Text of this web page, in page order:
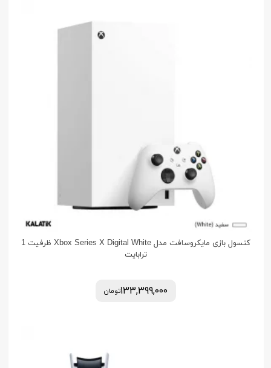
کنسول بازی مایکروسافت مدل Xbox Series X Digital White ظرفیت 1
ترابایت
133,399,000تومان